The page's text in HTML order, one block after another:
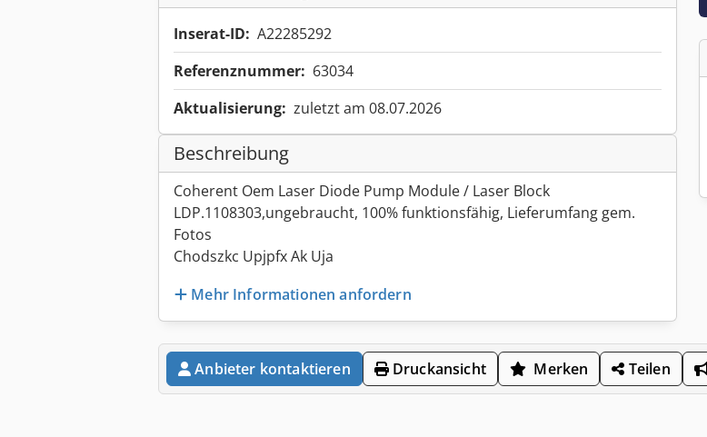
Inserat-ID: A22285292
Referenznummer: 63034
Aktualisierung: zuletzt am 08.07.2026
Beschreibung
Coherent Oem Laser Diode Pump Module / Laser Block
LDP.1108303,ungebraucht, 100% funktionsfähig, Lieferumfang gem.
Fotos
Chodszkc Upjpfx Ak Uja
Mehr Informationen anfordern
Anbieter kontaktieren Druckansicht Merken Teilen